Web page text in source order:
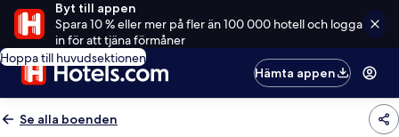
Byt till appen
Spara 10 % eller mer på fler än 100 000 hotell och logga
in för att tjäna förmåner
Hoppa till huvudsektionen
Hämta appen
Se alla boenden